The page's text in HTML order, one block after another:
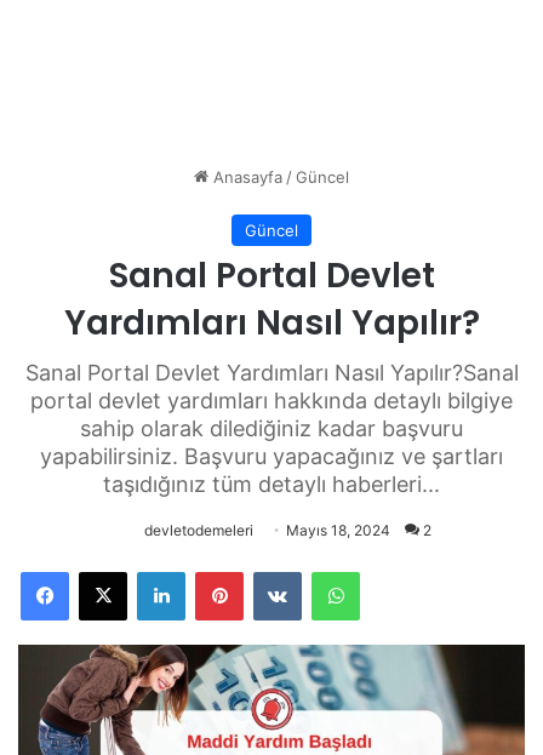
Anasayfa/Güncel
Güncel
Sanal Portal Devlet
Yardımları Nasıl Yapılır?
Sanal Portal Devlet Yardımları Nasıl Yapılır?Sanal
portal devlet yardımları hakkında detaylı bilgiye
sahip olarak dilediğiniz kadar başvuru
yapabilirsiniz. Başvuru yapacağınız ve şartları
taşıdığınız tüm detaylı haberleri...
devletodemeleri Mayıs 18, 2024 2